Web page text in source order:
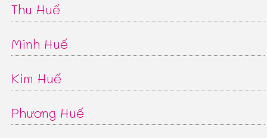
Thu Huế
Minh Huế
Kim Huế
Phương Huế